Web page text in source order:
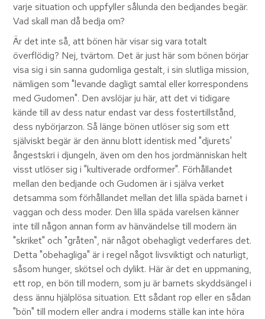
varje situation och uppfyller sålunda den bedjandes begär.
Vad skall man då bedja om?
Är det inte så, att bönen här visar sig vara totalt
överflödig? Nej, tvärtom. Det är just här som bönen börjar
visa sig i sin sanna gudomliga gestalt, i sin slutliga mission,
nämligen som "levande dagligt samtal eller korrespondens
med Gudomen". Den avslöjar ju här, att det vi tidigare
kände till av dess natur endast var dess fostertillstånd,
dess nybörjarzon. Så länge bönen utlöser sig som ett
själviskt begär är den ännu blott identisk med "djurets'
ångestskri i djungeln, även om den hos jordmänniskan helt
visst utlöser sig i "kultiverade ordformer". Förhållandet
mellan den bedjande och Gudomen är i själva verket
detsamma som förhållandet mellan det lilla späda barnet i
vaggan och dess moder. Den lilla späda varelsen känner
inte till någon annan form av hänvändelse till modern än
"skriket" och "gråten", när något obehagligt vederfares det.
Detta "obehagliga" är i regel något livsviktigt och naturligt,
såsom hunger, skötsel och dylikt. Här är det en uppmaning,
ett rop, en bön till modern, som ju är barnets skyddsängel i
dess ännu hjälplösa situation. Ett sådant rop eller en sådan
"bön" till modern eller andra i moderns ställe kan inte höra